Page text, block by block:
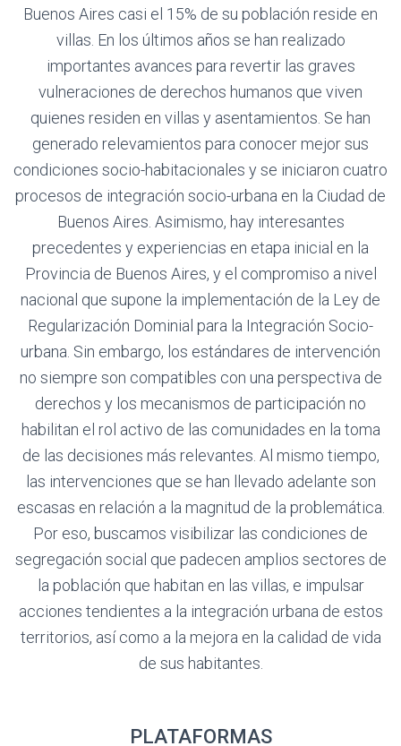
Buenos Aires casi el 15% de su población reside en
villas. En los últimos años se han realizado
importantes avances para revertir las graves
vulneraciones de derechos humanos que viven
quienes residen en villas y asentamientos. Se han
generado relevamientos para conocer mejor sus
condiciones socio-habitacionales y se iniciaron cuatro
procesos de integración socio-urbana en la Ciudad de
Buenos Aires. Asimismo, hay interesantes
precedentes y experiencias en etapa inicial en la
Provincia de Buenos Aires, y el compromiso a nivel
nacional que supone la implementación de la Ley de
Regularización Dominial para la Integración Socio-
urbana. Sin embargo, los estándares de intervención
no siempre son compatibles con una perspectiva de
derechos y los mecanismos de participación no
habilitan el rol activo de las comunidades en la toma
de las decisiones más relevantes. Al mismo tiempo,
las intervenciones que se han llevado adelante son
escasas en relación a la magnitud de la problemática.
Por eso, buscamos visibilizar las condiciones de
segregación social que padecen amplios sectores de
la población que habitan en las villas, e impulsar
acciones tendientes a la integración urbana de estos
territorios, así como a la mejora en la calidad de vida
de sus habitantes.
PLATAFORMAS